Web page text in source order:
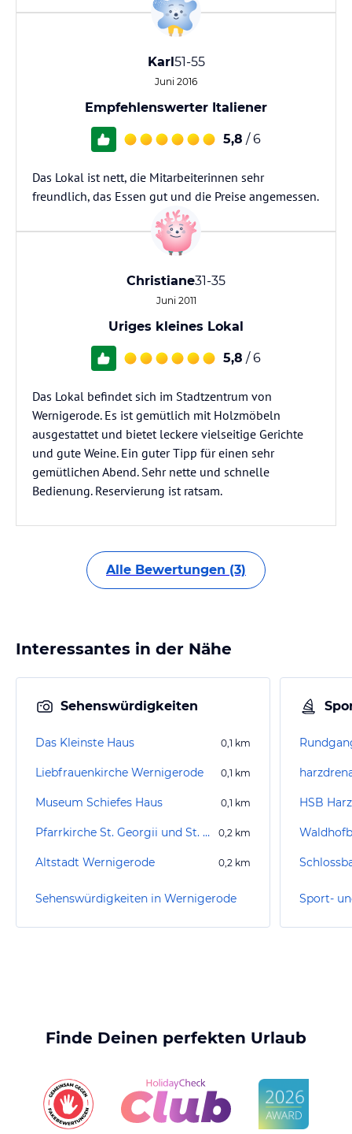
Karl51-55
Juni 2016
Empfehlenswerter Italiener
5,8 / 6
Das Lokal ist nett, die Mitarbeiterinnen sehr
freundlich, das Essen gut und die Preise angemessen.
Christiane31-35
Juni 2011
Uriges kleines Lokal
5,8 / 6
Das Lokal befindet sich im Stadtzentrum von
Wernigerode. Es ist gemütlich mit Holzmöbeln
ausgestattet und bietet leckere vielseitige Gerichte
und gute Weine. Ein guter Tipp für einen sehr
gemütlichen Abend. Sehr nette und schnelle
Bedienung. Reservierung ist ratsam.
Alle Bewertungen (3)
Interessantes in der Nähe
Sehenswürdigkeiten
Das Kleinste Haus 0,1 km
Liebfrauenkirche Wernigerode 0,1 km
Museum Schiefes Haus 0,1 km
Pfarrkirche St. Georgii und St. Sylvestri 0,2 km
Altstadt Wernigerode 0,2 km
Sehenswürdigkeiten in Wernigerode
HSB
Finde Deinen perfekten Urlaub